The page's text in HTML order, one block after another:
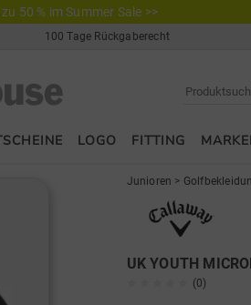
50 % im Summer Sale >>
100 Tage Rückgaberecht
LOGO FITTING
Junioren >
UK YOUTH
(0)